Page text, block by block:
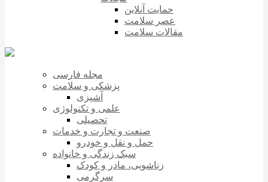
حمایت آنلاین
عصر سلامت
مقالات سلامت
مجله فارسی
پزشکی و سلامت
آشپزی
علمی و تکنولوژی
تحصیلی
صنعت و تجارت و خدمات
حمل و نقل و خودرو
سبک زندگی و خانواده
زناشویی، مادر و کودک
سرگرمی